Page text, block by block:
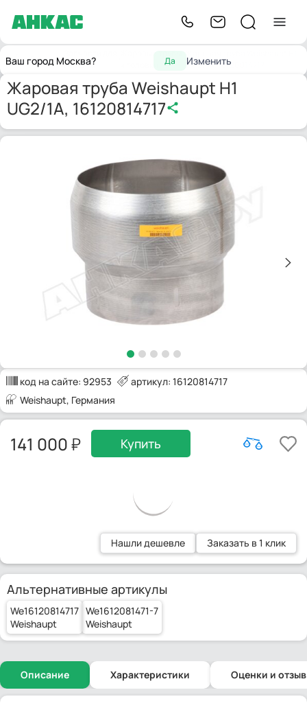
Ваш город Москва? Да Изменить
Главнаягорелок
UG2/1A, 16120814717
Жаровая труба Weishaupt H1
UG2/1A, 16120814717
код на сайте: 92953
артикул: 16120814717
Weishaupt, Германия
141 000 Купить
Нашли дешевле Заказать в 1 клик
Альтернативные артикулы
We16120814717
Weishaupt
We1612081471-7
Weishaupt
Описание Характеристики Оценки и